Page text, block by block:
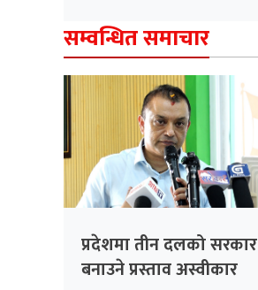
सम्वन्धित समाचार
प्रदेशमा तीन दलको सरकार
बनाउने प्रस्ताव अस्वीकार